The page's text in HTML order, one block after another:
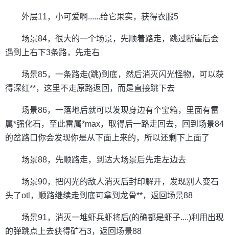
外层11，小可爱啊......给它果实，获得衣服5
场景84，很大的一个场景，先顺着路走，跳过断崖后会
遇到上右下3条路，先走右
场景85，一条路走(跳)到底，然后消灭闪光怪物，可以获
得深红**，这里不走原路返回，而是直接跳下去
场景86，一落地后就可以发现身边有个宝箱，里面有雷
属*强化石，至此雷属*max，取得后一路走回去，回到场景84
的岔路口你会发现你是从下面上来的，所以还剩下上面了
场景88，先顺路走，到达大场景后先走左边去
场景90，把闪光的敌人消灭后封印解开，发现别人变石
头了otl，顺路继续走到底可拿到龙骨**，返回场景88
场景91，消灭一堆虾兵虾将后(的确都是虾子....)利用出现
的弹跳点上去获得矿石3，返回场景88